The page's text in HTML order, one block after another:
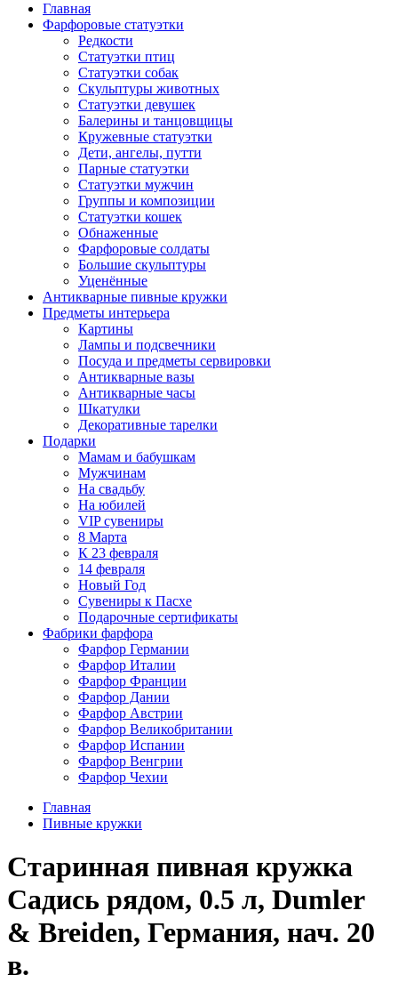
Главная
Фарфоровые статуэтки
Редкости
Cтатуэтки птиц
Cтатуэтки собак
Скульптуры животных
Статуэтки девушек
Балерины и танцовщицы
Кружевные статуэтки
Дети, ангелы, путти
Парные статуэтки
Статуэтки мужчин
Группы и композиции
Статуэтки кошек
Обнаженные
Фарфоровые солдаты
Большие скульптуры
Уценённые
Антикварные пивные кружки
Предметы интерьера
Картины
Лампы и подсвечники
Посуда и предметы сервировки
Антикварные вазы
Антикварные часы
Шкатулки
Декоративные тарелки
Подарки
Мамам и бабушкам
Мужчинам
На свадьбу
На юбилей
VIP сувениры
8 Марта
К 23 февраля
14 февраля
Новый Год
Сувениры к Пасхе
Подарочные сертификаты
Фабрики фарфора
Фарфор Германии
Фарфор Италии
Фарфор Франции
Фарфор Дании
Фарфор Австрии
Фарфор Великобритании
Фарфор Испании
Фарфор Венгрии
Фарфор Чехии
Главная
Пивные кружки
Старинная пивная кружка
Садись рядом, 0.5 л, Dumler
& Breiden, Германия, нач. 20
в.